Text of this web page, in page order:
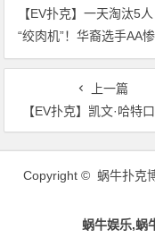
【EV扑克】一天淘汰5
“绞肉机”！华裔选手AA
出局！
上一篇
【EV扑克】凯文·哈特口袋K遭逆转，46万美元底池瞬
文
Copyright © 蜗牛扑克
蜗牛娱乐,蜗